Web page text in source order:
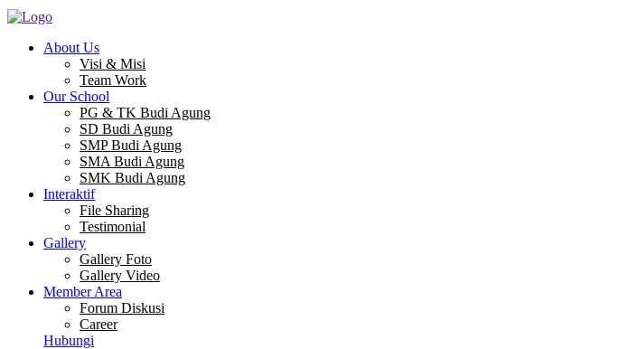
About Us
Visi & Misi
Team Work
Our School
PG & TK Budi Agung
SD Budi Agung
SMP Budi Agung
SMA Budi Agung
SMK Budi Agung
Interaktif
File Sharing
Testimonial
Gallery
Gallery Foto
Gallery Video
Member Area
Forum Diskusi
Career
Hubungi